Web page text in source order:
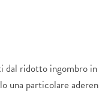
dal ridotto ingombro in
una particolare